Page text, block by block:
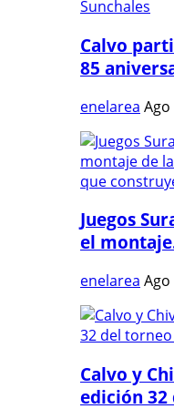
Calvo
85
enelarea Ago
Juegos
el
enelarea Ago
Calvo y
edición 32